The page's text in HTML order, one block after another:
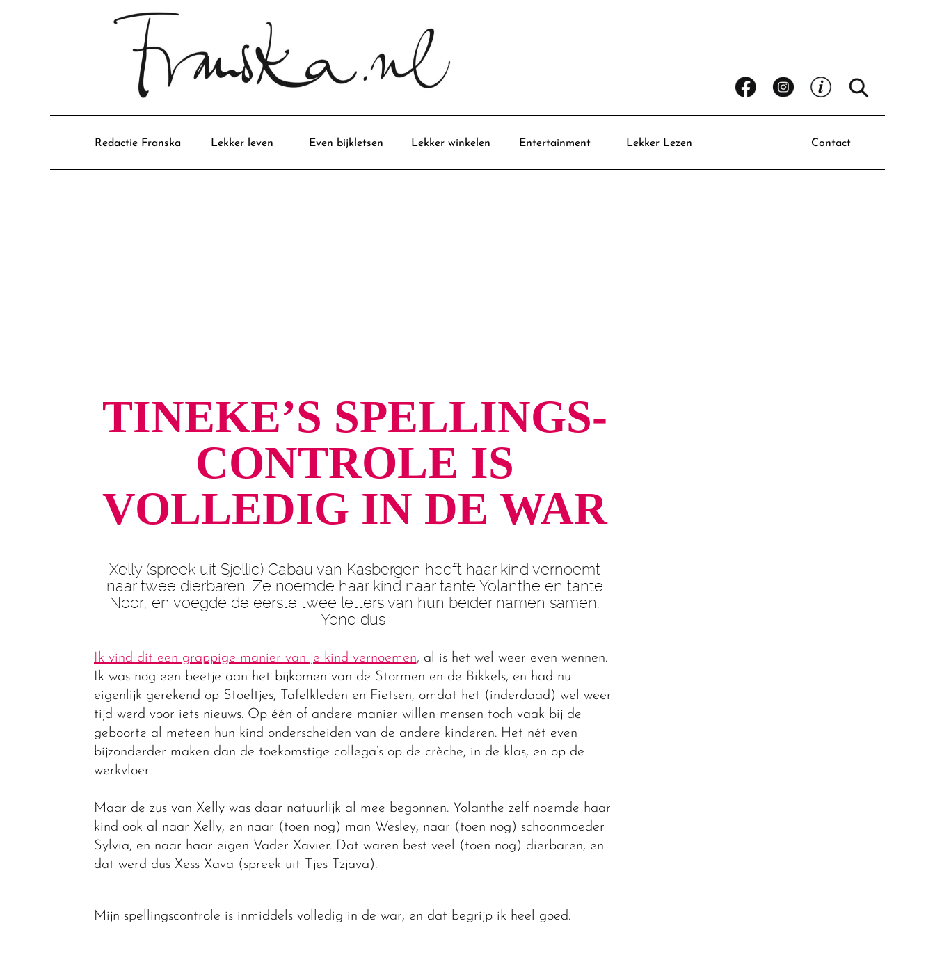
Redactie Franska Lekker leven Even bijkletsen Lekker winkelen Entertainment Lekker Lezen Contact
TINEKE’S SPELLINGS­
CONTROLE IS
VOLLEDIG IN DE WAR
Xelly (spreek uit Sjellie) Cabau van Kasbergen heeft haar kind vernoemt
naar twee dierbaren. Ze noemde haar kind naar tante Yolanthe en tante
Noor, en voegde de eerste twee letters van hun beider namen samen.
Yono dus!
Ik vind dit een grappige manier van je kind vernoemen, al is het wel weer even wennen.
Ik was nog een beetje aan het bijkomen van de Stormen en de Bikkels, en had nu
eigenlijk gerekend op Stoeltjes, Tafelkleden en Fietsen, omdat het (inderdaad) wel weer
tijd werd voor iets nieuws. Op één of andere manier willen mensen toch vaak bij de
geboorte al meteen hun kind onderscheiden van de andere kinderen. Het nét even
bijzonderder maken dan de toekomstige collega’s op de crèche, in de klas, en op de
werkvloer.
Maar de zus van Xelly was daar natuurlijk al mee begonnen. Yolanthe zelf noemde haar
kind ook al naar Xelly, en naar (toen nog) man Wesley, naar (toen nog) schoonmoeder
Sylvia, en naar haar eigen Vader Xavier. Dat waren best veel (toen nog) dierbaren, en
dat werd dus Xess Xava (spreek uit Tjes Tzjava).
Mijn spellingscontrole is inmiddels volledig in de war, en dat begrijp ik heel goed.